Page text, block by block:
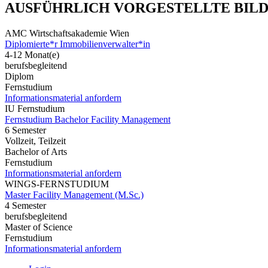
AUSFÜHRLICH VORGESTELLTE
AMC Wirtschaftsakademie Wien
Diplomierte*r Immobilienverwalter*in
4-12 Monat(e)
berufsbegleitend
Diplom
Fernstudium
Informationsmaterial anfordern
IU Fernstudium
Fernstudium Bachelor Facility Management
6 Semester
Vollzeit, Teilzeit
Bachelor of Arts
Fernstudium
Informationsmaterial anfordern
WINGS-FERNSTUDIUM
Master Facility Management (M.Sc.)
4 Semester
berufsbegleitend
Master of Science
Fernstudium
Informationsmaterial anfordern